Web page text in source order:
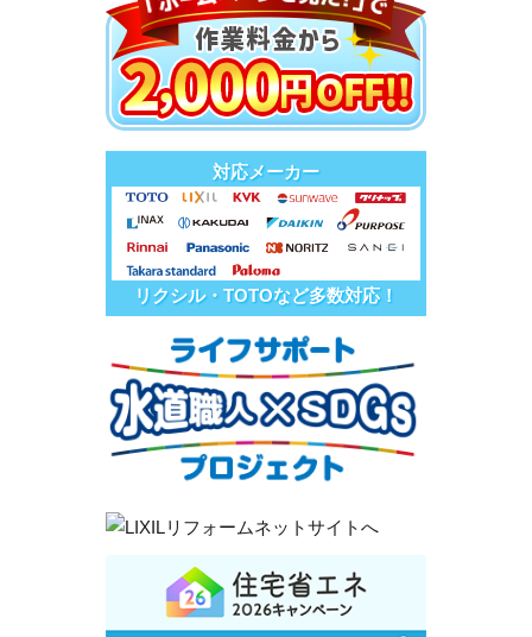
対応メーカー
リクシル・TOTOなど多数対応！